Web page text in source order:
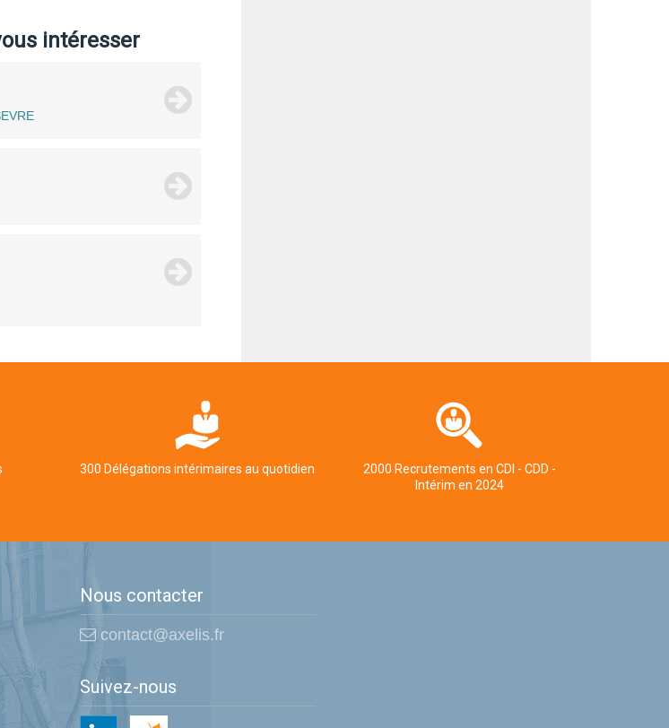
intéresser
300 Délégations intérimaires au quotidien
2000 Recrutements en CDI - CDD -
Intérim en 2024
Nous contacter
contact@axelis.fr
Suivez-nous